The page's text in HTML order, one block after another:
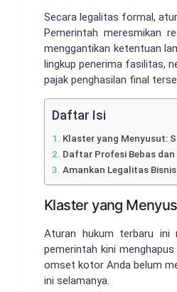
Secara legalitas formal,
Pemerintah meresmikan
menggantikan ketentuan
lingkup penerima fasilitas,
pajak penghasilan final
Daftar Isi
Klaster yang Menyusut:
Daftar Profesi Bebas
Amankan Legalitas
Klaster yang
Aturan hukum terbaru ini
pemerintah kini
omset kotor Anda belum
ini selamanya.